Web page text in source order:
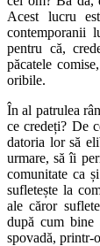
Acest lucru
contemporanii
pentru că,
păcatele
oribile.
În al patrulea
ce credeți? De
datoria lor să
urmare, să îi
comunitate ca
sufletește la
ale căror
după cum bine
spovadă, printr-